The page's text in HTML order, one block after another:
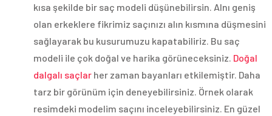
kısa şekilde bir saç modeli düşünebilirsin. Alnı geniş
olan erkeklere fikrimiz saçınızı alın kısmına düşmesini
sağlayarak bu kusurumuzu kapatabiliriz. Bu saç
modeli ile çok doğal ve harika görüneceksiniz. Doğal
dalgalı saçlar her zaman bayanları etkilemiştir. Daha
tarz bir görünüm için deneyebilirsiniz. Örnek olarak
resimdeki modelim saçını inceleyebilirsiniz. En güzel